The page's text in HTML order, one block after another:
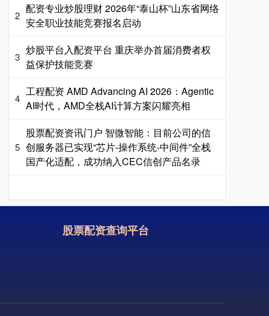
2
配资专业炒股理财 2026年“泰山杯”山东省网络
安全职业技能竞赛报名启动
3
炒股平台入配资平台 重庆举办首届消费者权
益保护技能竞赛
4
工程配资 AMD Advancing AI 2026：Agentic
AI时代，AMD全栈AI计算方案闪耀亮相
5
股票配资资讯门户 智微智能：目前公司的信
创服务器已实现“芯片-操作系统-中间件”全栈
国产化适配，成功纳入CEC信创产品名录
股票配资查询平台